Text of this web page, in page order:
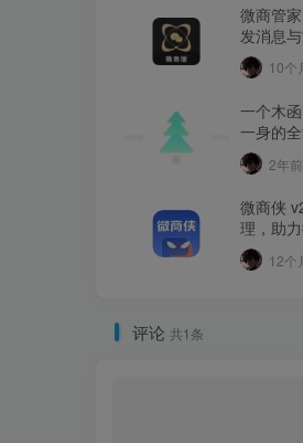
微商管
发消息
10个
一个木
一身的
2年前
微商侠
理，助
12个
评论 共1条